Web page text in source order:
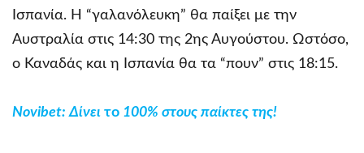
Ισπανία. Η “γαλανόλευκη” θα παίξει με την
Αυστραλία στις 14:30 της 2ης Αυγούστου. Ωστόσο,
ο Καναδάς και η Ισπανία θα τα “πουν” στις 18:15.
Novibet: Δίνει το 100% στους παίκτες της!